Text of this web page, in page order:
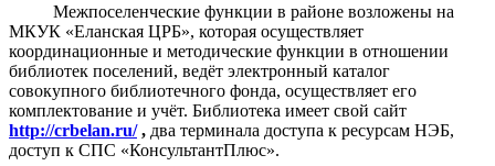
Межпоселенческие функции в районе возложены на
МКУК «Еланская ЦРБ», которая осуществляет
координационные и методические функции в отношении
библиотек поселений, ведёт электронный каталог
совокупного библиотечного фонда, осуществляет его
комплектование и учёт. Библиотека имеет свой сайт
http://crbelan.ru/, два терминала доступа к ресурсам НЭБ,
доступ к СПС «КонсультантПлюс».